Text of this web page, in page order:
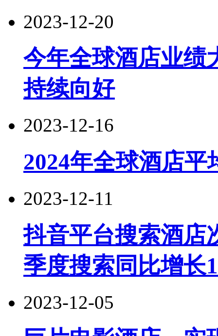
2023-12-20
今年全球酒店业绩
持续向好
2023-12-16
2024年全球酒店
2023-12-11
抖音平台搜索酒店
季度搜索同比增长
2023-12-05